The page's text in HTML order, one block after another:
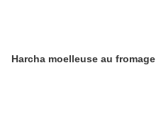
Harcha moelleuse au fromage